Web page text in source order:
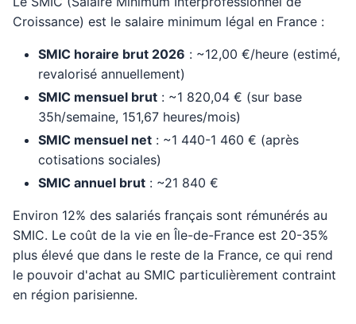
Croissance) est le salaire minimum légal en France :
SMIC horaire brut 2026 : ~12,00 €/heure (estimé,
revalorisé annuellement)
SMIC mensuel brut : ~1 820,04 € (sur base
35h/semaine, 151,67 heures/mois)
SMIC mensuel net : ~1 440-1 460 € (après
cotisations sociales)
SMIC annuel brut : ~21 840 €
Environ 12% des salariés français sont rémunérés au
SMIC. Le coût de la vie en Île-de-France est 20-35%
plus élevé que dans le reste de la France, ce qui rend
le pouvoir d'achat au SMIC particulièrement contraint
en région parisienne.